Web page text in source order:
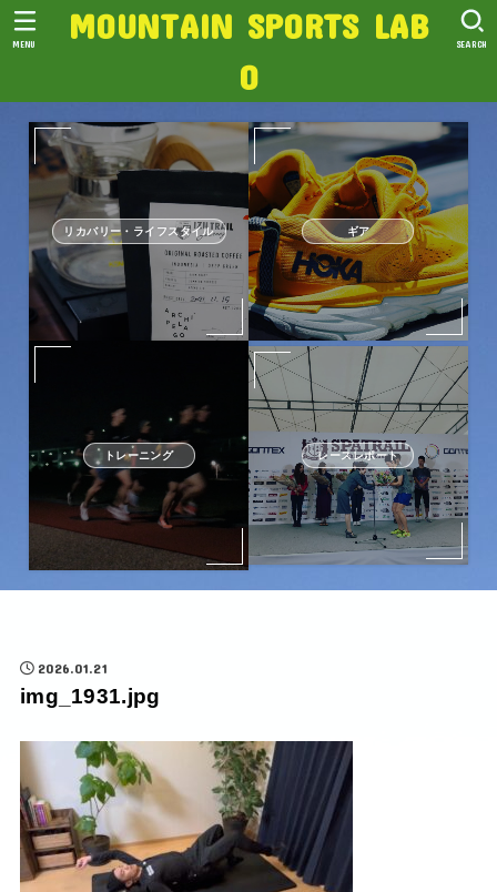
MOUNTAIN SPORTS LAB
O
SEARCH
MENU
リカバリー・ライフスタイル ギア
トレーニング レースレポート
2026.01.21
img_1931.jpg